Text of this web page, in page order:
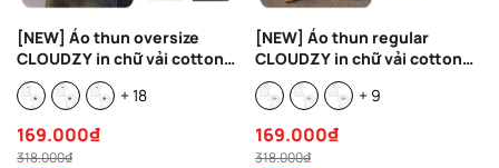
[NEW] Áo thun oversize
CLOUDZY in chữ vải cotton
100% 250gsm form rộng nam
nữ áo phông regular local
+ 18
169.000₫
318.000₫
[NEW] Áo thun regular
CLOUDZY in chữ vải cotton
100% 250gsm form rộng nam
nữ áo phông oversize local
REFINE
+ 9
169.000₫
318.000₫